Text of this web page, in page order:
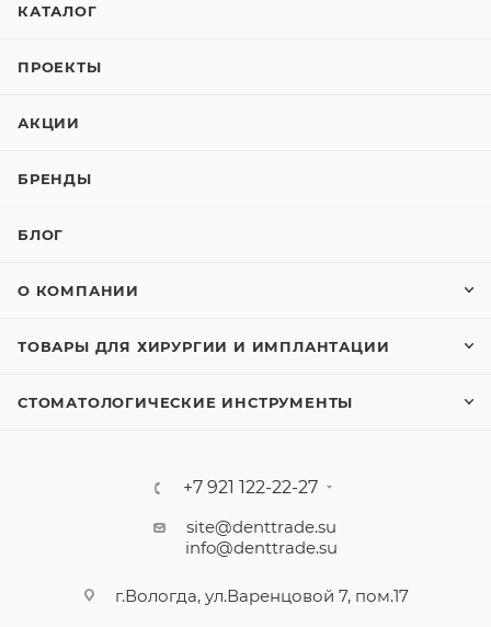
КАТАЛОГ
ПРОЕКТЫ
АКЦИИ
БРЕНДЫ
БЛОГ
О КОМПАНИИ
ТОВАРЫ ДЛЯ ХИРУРГИИ И ИМПЛАНТАЦИИ
СТОМАТОЛОГИЧЕСКИЕ ИНСТРУМЕНТЫ
+7 921 122-22-27
site@denttrade.su
info@denttrade.su
г.Вологда, ул.Варенцовой 7, пом.17